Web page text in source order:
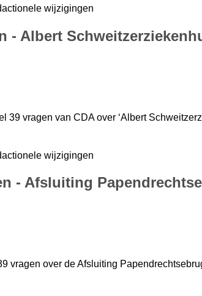
wijzigingen
- Albert
39 vragen van CDA over ‘Albert
wijzigingen
- Afsluiting
vragen over de Afsluiting